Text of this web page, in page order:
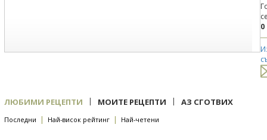
0
ЛЮБИМИ РЕЦЕПТИ | МОИТЕ РЕЦЕПТИ | АЗ СГОТВИХ
Последни | Най-висок рейтинг | Най-четени